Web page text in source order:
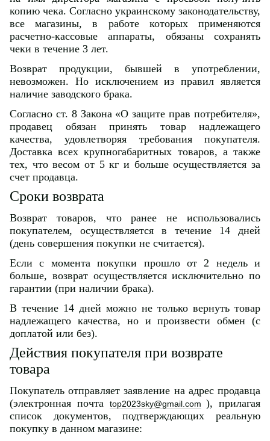
копию чека. Согласно украинскому законодательству,
все магазины, в работе которых применяются
расчетно-кассовые аппараты, обязаны сохранять
чеки в течение 3 лет.
Возврат продукции, бывшей в употреблении,
невозможен. Но исключением из правил является
наличие заводского брака.
Согласно ст. 8 Закона «О защите прав потребителя»,
продавец обязан принять товар надлежащего
качества, удовлетворяя требования покупателя.
Доставка всех крупногабаритных товаров, а также
тех, что весом от 5 кг и больше осуществляется за
счет продавца.
Сроки возврата
Возврат товаров, что ранее не использовались
покупателем, осуществляется в течение 14 дней
(день совершения покупки не считается).
Если с момента покупки прошло от 2 недель и
больше, возврат осуществляется исключительно по
гарантии (при наличии брака).
В течение 14 дней можно не только вернуть товар
надлежащего качества, но и произвести обмен (с
доплатой или без).
Действия покупателя при возврате
товара
Покупатель отправляет заявление на адрес продавца
(электронная почта
top2023sky@gmail.com ), прилагая
список документов, подтверждающих реальную
покупку в данном магазине: